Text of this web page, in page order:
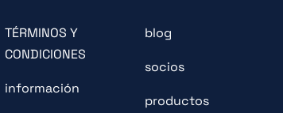
TÉRMINOS Y
CONDICIONES
información
blog
socios
productos